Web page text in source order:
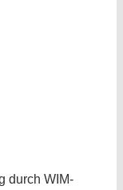
durch WIM-